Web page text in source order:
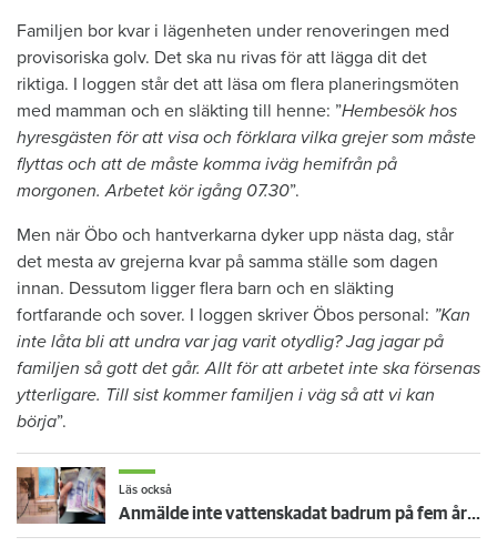
Familjen bor kvar i lägenheten under renoveringen med
provisoriska golv. Det ska nu rivas för att lägga dit det
riktiga. I loggen står det att läsa om flera planeringsmöten
med mamman och en släkting till henne: ”Hembesök hos
hyresgästen för att visa och förklara vilka grejer som måste
flyttas och att de måste komma iväg hemifrån på
morgonen. Arbetet kör igång 07.30”.
Men när Öbo och hantverkarna dyker upp nästa dag, står
det mesta av grejerna kvar på samma ställe som dagen
innan. Dessutom ligger flera barn och en släkting
fortfarande och sover. I loggen skriver Öbos personal: ”Kan
inte låta bli att undra var jag varit otydlig? Jag jagar på
familjen så gott det går. Allt för att arbetet inte ska försenas
ytterligare. Till sist kommer familjen i väg så att vi kan
börja”.
Läs också
Anmälde inte vattenskadat badrum på fem år – krävs på 125 000 kronor